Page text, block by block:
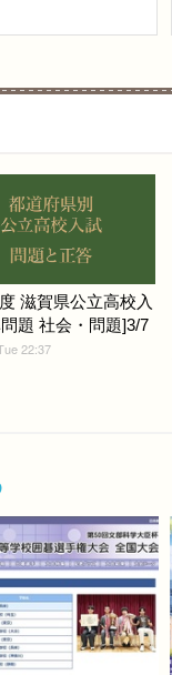
滋賀県公立高校入
題 社会・問題]3/7
22:37